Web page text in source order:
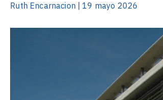
Ruth Encarnacion | 19 mayo 2026